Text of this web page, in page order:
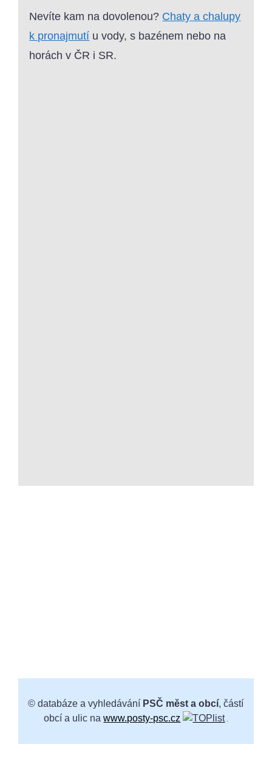
Nevíte kam na dovolenou? Chaty a chalupy
k pronajmutí u vody, s bazénem nebo na
horách v ČR i SR.
© databáze a vyhledávání PSČ měst a obcí, částí
obcí a ulic nawww.posty-psc.cz